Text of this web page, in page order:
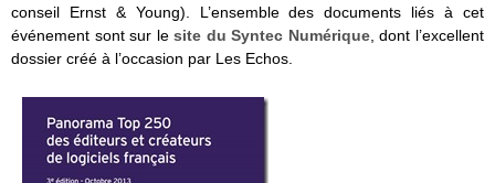
conseil Ernst & Young). L’ensemble des documents liés à cet
événement sont sur lesite du Syntec Numérique, dont l’excellent
dossier créé à l’occasion par Les Echos.